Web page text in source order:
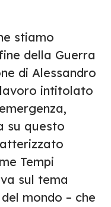
stiamo
della Guerra
di Alessandro
intitolato
su questo
Tempi
sul tema
mondo – che